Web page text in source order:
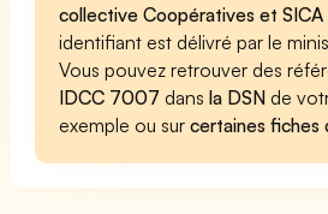
collective Coopératives et
identifiant est délivré par le
Vous pouvez retrouver des
IDCC 7007 dansla DSN de
exemple ou surcertaines fiches